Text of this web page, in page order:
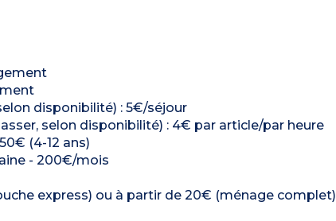
disponibilité) : 5€/séjour
selon disponibilité) : 4€ par article/par heure
(4-12 ans)
- 200€/mois
express) ou à partir de 20€ (ménage complet)